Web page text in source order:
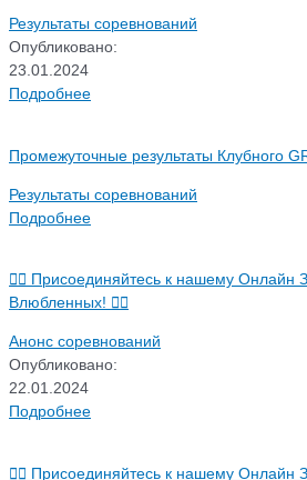
Результаты соревнований
Опубликовано:
23.01.2024
Подробнее
Промежуточные результаты Клубного
Результаты соревнований
Подробнее
🏃‍♂️ Присоединяйтесь к нашему Онлайн
Влюбленных! 🏃‍♀️
Анонс соревнований
Опубликовано:
22.01.2024
Подробнее
🏃‍♂️ Присоединяйтесь к нашему Онлайн